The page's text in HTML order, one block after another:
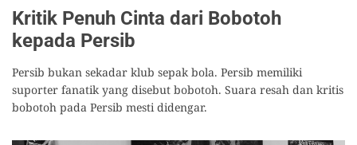
Kritik Penuh Cinta dari Bobotoh
kepada Persib
Persib bukan sekadar klub sepak bola. Persib memiliki
suporter fanatik yang disebut bobotoh. Suara resah dan kritis
bobotoh pada Persib mesti didengar.